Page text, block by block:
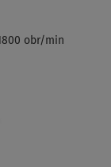
obr/min